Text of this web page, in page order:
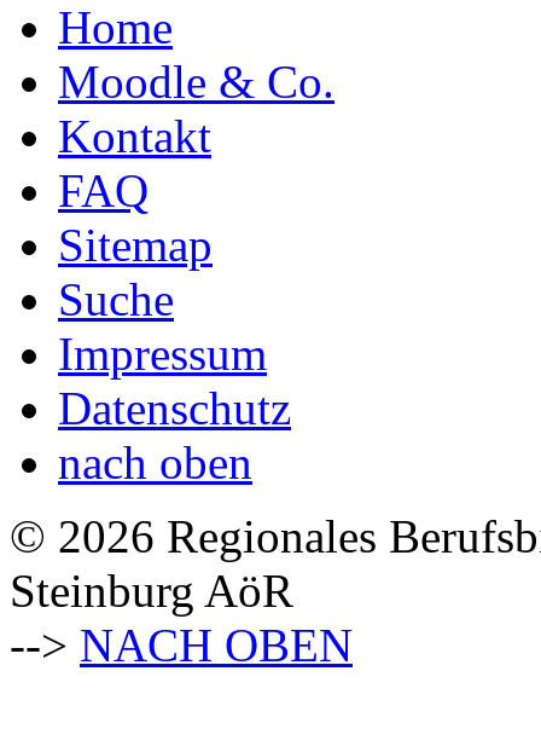
Home
Moodle & Co.
Kontakt
FAQ
Sitemap
Suche
Impressum
Datenschutz
nach oben
© 2026 Regionales
Steinburg AöR
--> NACH OBEN